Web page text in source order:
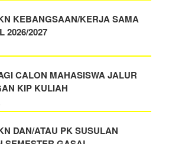
KEBANGSAAN/KERJA SAMA
2026/2027
CALON MAHASISWA JALUR
KIP KULIAH
DAN/ATAU PK SUSULAN